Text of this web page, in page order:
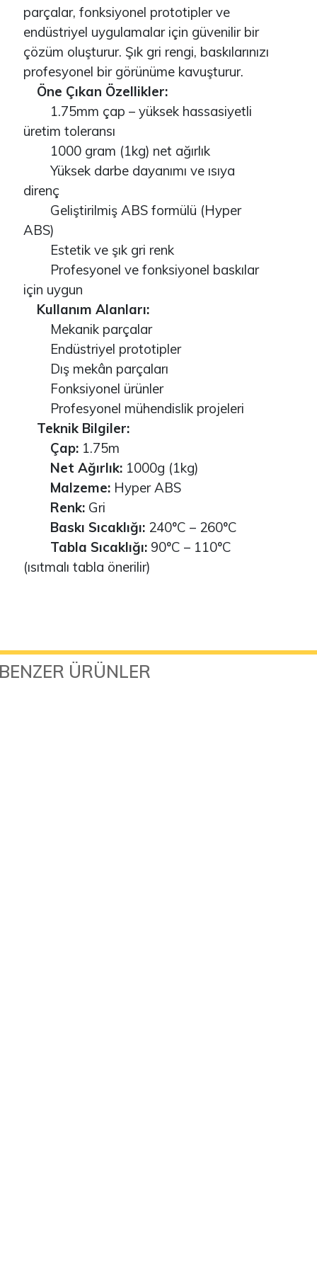
parçalar, fonksiyonel prototipler ve
endüstriyel uygulamalar için güvenilir bir
çözüm oluşturur. Şık gri rengi, baskılarınızı
profesyonel bir görünüme kavuşturur.
Öne Çıkan Özellikler:
1.75mm çap – yüksek hassasiyetli
üretim toleransı
1000 gram (1kg) net ağırlık
Yüksek darbe dayanımı ve ısıya
direnç
Geliştirilmiş ABS formülü (Hyper
ABS)
Estetik ve şık gri renk
Profesyonel ve fonksiyonel baskılar
için uygun
Kullanım Alanları:
Mekanik parçalar
Endüstriyel prototipler
Dış mekân parçaları
Fonksiyonel ürünler
Profesyonel mühendislik projeleri
Teknik Bilgiler:
Çap:1.75m
Net Ağırlık:1000g (1kg)
Malzeme:Hyper ABS
Renk:Gri
Baskı Sıcaklığı:240°C – 260°C
Tabla Sıcaklığı:90°C – 110°C
(ısıtmalı tabla önerilir)
ÜRÜNLER